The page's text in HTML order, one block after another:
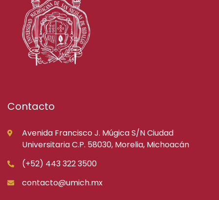
Contacto
Avenida Francisco J. Múgica S/N Ciudad
Universitaria C.P. 58030, Morelia, Michoacán
(+52) 443 322 3500
contacto@umich.mx